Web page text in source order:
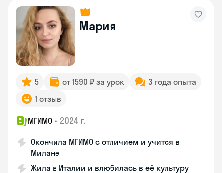
Мария
5 от 1590 ₽ за урок
3 года опыта
1 отзыв
МГИМО • 2024 г.
Окончила МГИМО с отличием и учится в
Милане
Жила в Италии и влюбилась в её культуру